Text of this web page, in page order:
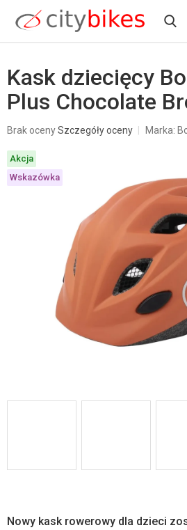
treści
Kask dziecięcy
Plus Chocolate
Średnia
produktu
wynosi
0,0
Brak ocenySzczegóły oceny Marka:
Akcja
Wskazówka
Nowy kask rowerowy dla dzieci